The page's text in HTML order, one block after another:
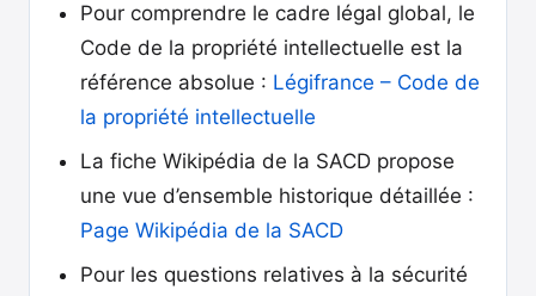
Pour comprendre le cadre légal global, le
Code de la propriété intellectuelle est la
référence absolue : Légifrance – Code de
la propriété intellectuelle
La fiche Wikipédia de la SACD propose
une vue d’ensemble historique détaillée :
Page Wikipédia de la SACD
Pour les questions relatives à la sécurité